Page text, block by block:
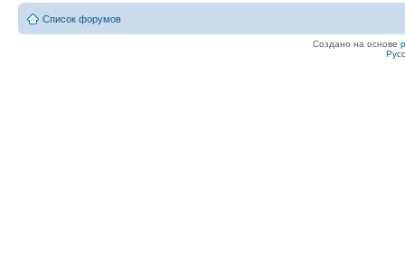
Список форумов
Создано на основе